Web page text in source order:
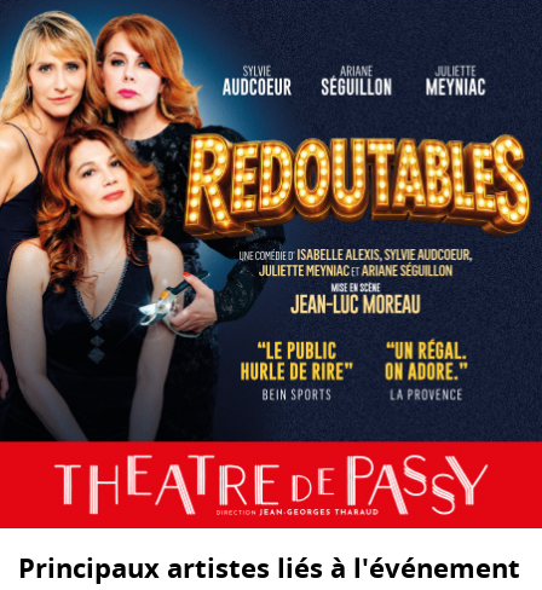
Principaux artistes liés à l'événement